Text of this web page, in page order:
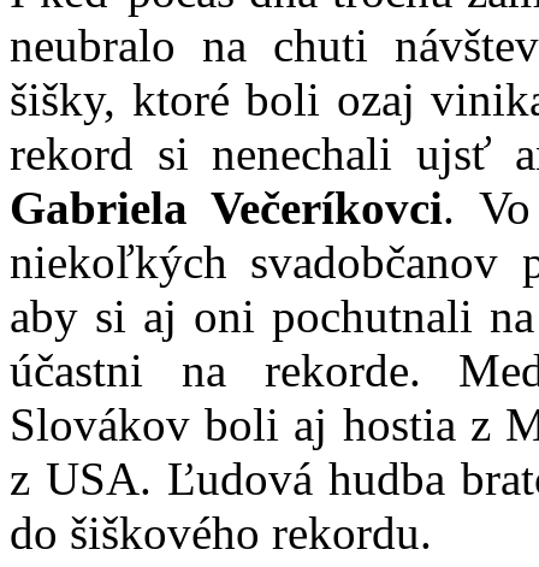
neubralo na chuti
šišky, ktoré boli ozaj
rekord si nenechali ujsť
Gabriela Večeríkovci. Vo
niekoľkých svadobčanov
aby si aj oni pochutnali
účastni na rekorde.
Slovákov boli aj hostia z
z USA. Ľudová hudba
do šiškového rekordu.